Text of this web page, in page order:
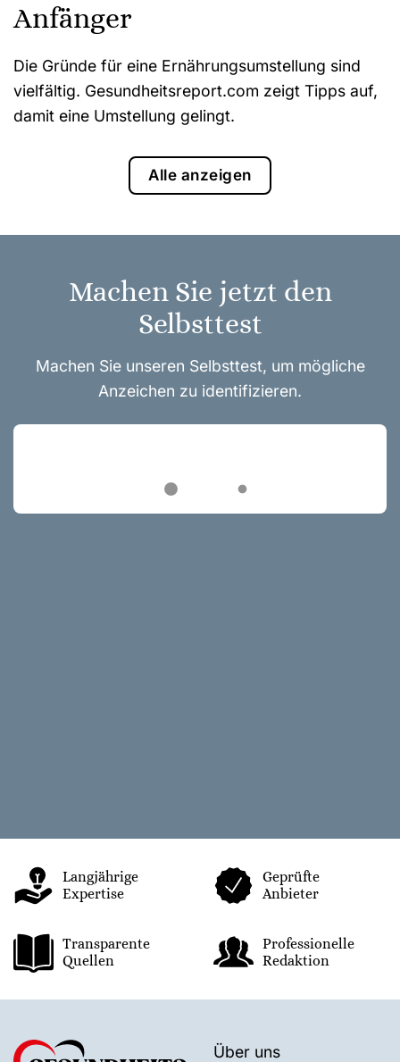
Alle anzeigen
Anfänger
Die Gründe für eine Ernährungsumstellung sind
vielfältig. Gesundheitsreport.com zeigt Tipps auf,
damit eine Umstellung gelingt.
Machen Sie jetzt den
Selbsttest
Machen Sie unseren Selbsttest, um mögliche
Anzeichen zu identifizieren.
Langjährige
Expertise
Geprüfte
Anbieter
Transparente
Quellen
Professionelle
Redaktion
Über uns